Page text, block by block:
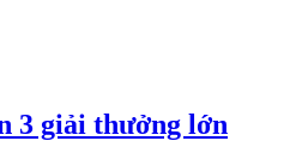
3 giải thưởng lớn